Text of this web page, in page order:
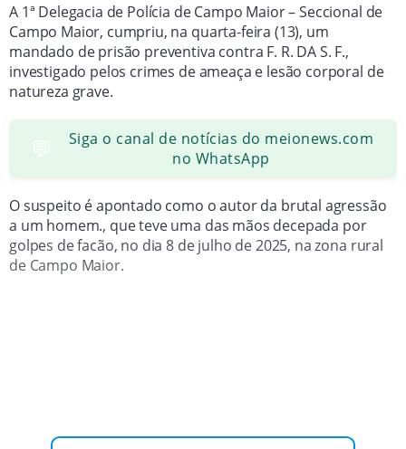
A 1ª Delegacia de Polícia de Campo Maior – Seccional de
Campo Maior, cumpriu, na quarta-feira (13), um
mandado de prisão preventiva contra F. R. DA S. F.,
investigado pelos crimes de ameaça e lesão corporal de
natureza grave.
💬
Siga o canal de notícias do meionews.com
no WhatsApp
O suspeito é apontado como o autor da brutal agressão
a um homem., que teve uma das mãos decepada por
golpes de facão, no dia 8 de julho de 2025, na zona rural
de Campo Maior.